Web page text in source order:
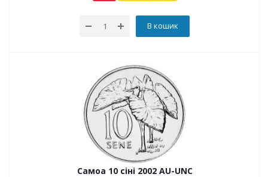
В кошик
Самоа 10 сіні 2002 AU-UNC